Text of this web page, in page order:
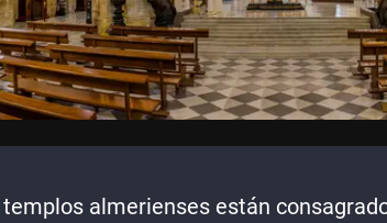
almerienses están